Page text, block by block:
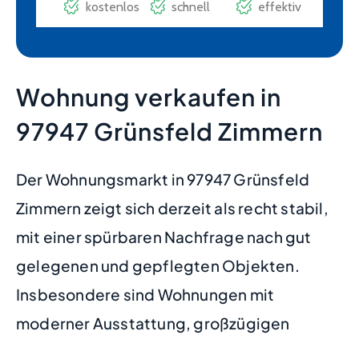
Wohnung verkaufen in
97947 Grünsfeld Zimmern
Der Wohnungsmarkt in 97947 Grünsfeld
Zimmern zeigt sich derzeit als recht stabil,
mit einer spürbaren Nachfrage nach gut
gelegenen und gepflegten Objekten.
Insbesondere sind Wohnungen mit
moderner Ausstattung, großzügigen